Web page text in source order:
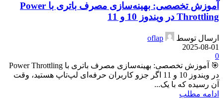
آموزش تخصصی: بهینه‌سازی مصرف باتری با Power
Throttling در ویندوز 10 و 11
ارسال توسط
oflap
2025-08-01
0
🎯 آموزش تخصصی: بهینه‌سازی مصرف باتری با Power Throttling
در ویندوز 10 و 11 اگر جزو کاربران حرفه‌ای لپ‌تاپ هستید، وقت
آن رسیده که با یک...
ادامه مطلب